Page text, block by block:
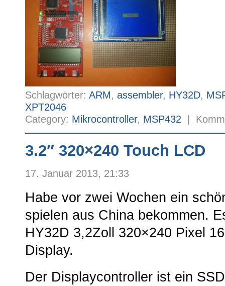
Schlagwörter: ARM, assembler, HY32D,
XPT2046
Category: Mikrocontroller, MSP432
3.2″ 320×240 Touch LCD
17. Januar 2013, 21:33
Habe vor zwei Wochen ein
spielen aus China bekommen.
HY32D 3,2Zoll 320×240 Pixel
Display.
Der Displaycontroller ist ein